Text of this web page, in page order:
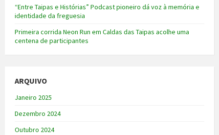
“Entre Taipas e Histórias” Podcast pioneiro dá voz à memória e
identidade da freguesia
Primeira corrida Neon Run em Caldas das Taipas acolhe uma
centena de participantes
ARQUIVO
Janeiro 2025
Dezembro 2024
Outubro 2024